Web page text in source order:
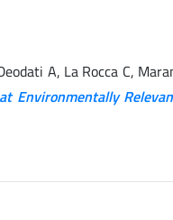
A, La Rocca C,
Environmentally